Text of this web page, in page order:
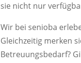
sie nicht nur
Wir bei senioba
Gleichzeitig merken
Betreuungsbedarf?